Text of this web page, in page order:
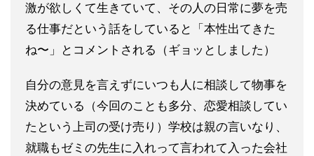
激が欲しくて生き ていて、その人の日常に夢を売
る仕事だという話をしていると「本性出てきた
ね〜」とコメントされる（ギョッとしました）
自分の意見を言えずにいつも人に相談して物事を
決めている（今回のことも多分、恋愛相談してい
たという上司の受け売り）学校は親の言いなり、
就職もゼミの先生に入れって言われて入った会社